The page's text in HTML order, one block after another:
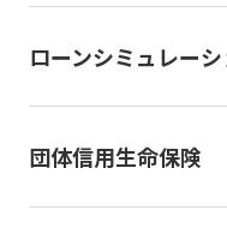
ローンシミュレー
団体信用生命保険